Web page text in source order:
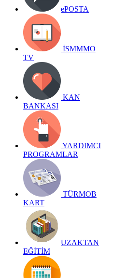
ePOSTA
İSMMMO
TV
KAN
BANKASI
YARDIMCI
PROGRAMLAR
TÜRMOB
KART
UZAKTAN
EĞİTİM